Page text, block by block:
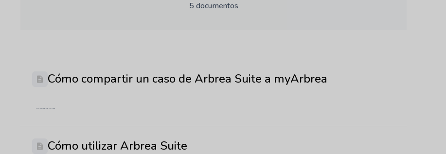
5 documentos
Cómo compartir un caso de Arbrea Suite a myArbrea
Última actualización: 21 de mayo de 2026
Cómo utilizar Arbrea Suite